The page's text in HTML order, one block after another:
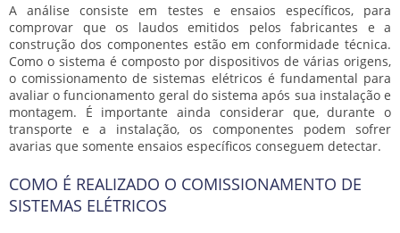
A análise consiste em testes e ensaios específicos, para
comprovar que os laudos emitidos pelos fabricantes e a
construção dos componentes estão em conformidade técnica.
Como o sistema é composto por dispositivos de várias origens,
ocomissionamento de sistemas elétricos é fundamental para
avaliar o funcionamento geral do sistema após sua instalação e
montagem. É importante ainda considerar que, durante o
transporte e a instalação, os componentes podem sofrer
avarias que somente ensaios específicos conseguem detectar.
COMO É REALIZADO O COMISSIONAMENTO DE
SISTEMAS ELÉTRICOS